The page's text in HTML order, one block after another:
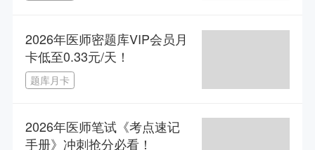
2026年医师密题库VIP会员月
卡低至0.33元/天！
题库月卡
2026年医师笔试《考点速记
手册》冲刺抢分必看！
主讲人：张钰琪 | 2026-08-12 19:00--21:00